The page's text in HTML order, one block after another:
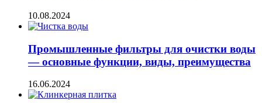
10.08.2024
Промышленные фильтры для очистки воды
— основные функции, виды, преимущества
16.06.2024